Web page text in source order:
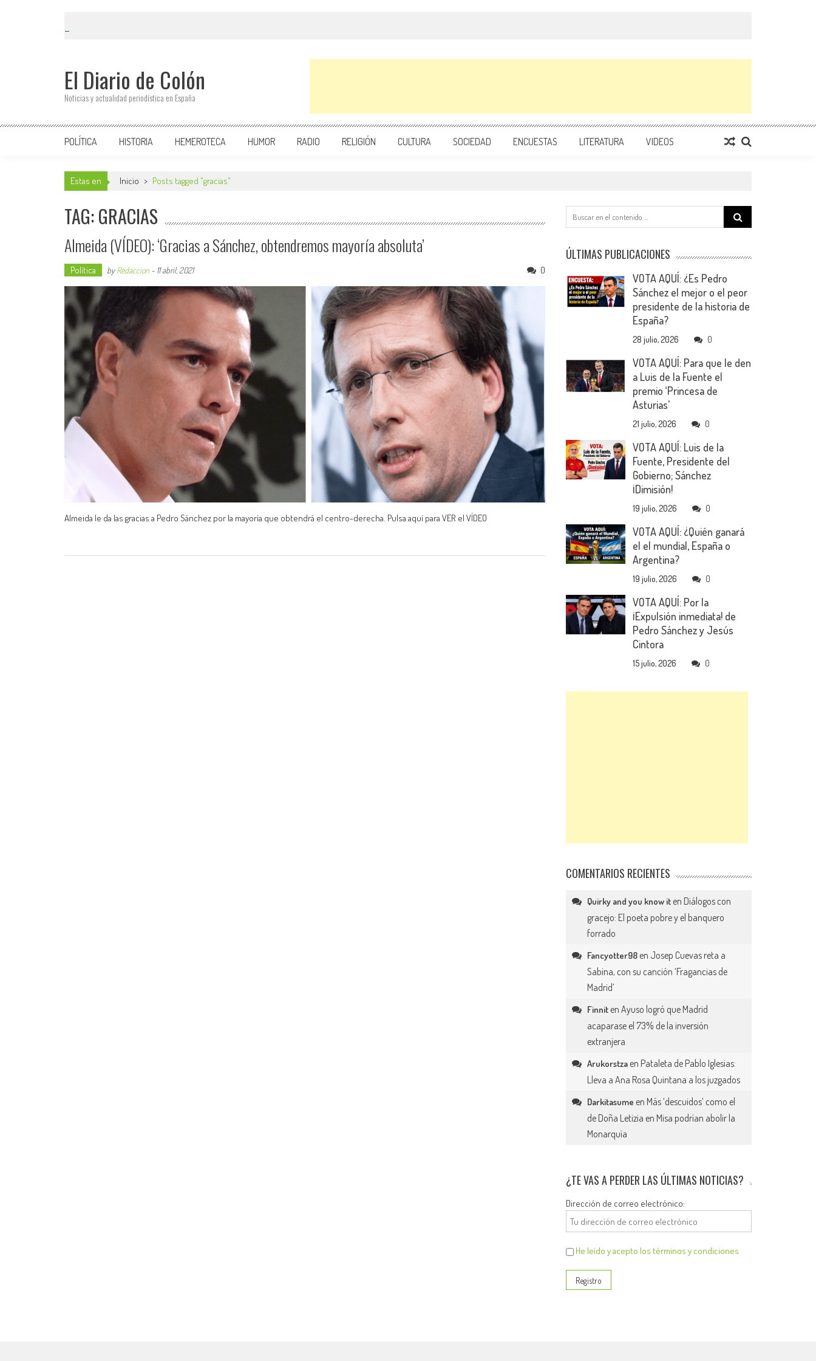
El Diario de Colón
Noticias y actualidad periodística en España
POLÍTICA HISTORIA HEMEROTECA HUMOR RADIO RELIGIÓN CULTURA SOCIEDAD ENCUESTAS LITERATURA VIDEOS
Estas en Inicio > Posts tagged "gracias"
TAG: GRACIAS
Almeida (VÍDEO): ‘Gracias a Sánchez, obtendremos mayoría absoluta’
Política byRedaccion - 11 abril, 2021 0
Almeida le da las gracias a Pedro Sánchez por la mayoría que obtendrá el centro-derecha. Pulsa aquí para VER el VÍDEO
Search
for:
ÚLTIMAS PUBLICACIONES
VOTA AQUÍ: ¿Es Pedro
Sánchez el mejor o el peor
presidente de la historia de
España?
28 julio, 2026 0
VOTA AQUÍ: Para que le den
a Luis de la Fuente el
premio ‘Princesa de
Asturias’
21 julio, 2026 0
VOTA AQUÍ: Luis de la
Fuente, Presidente del
Gobierno; Sánchez
¡Dimisión!
19 julio, 2026 0
VOTA AQUÍ: ¿Quién ganará
el el mundial, España o
Argentina?
19 julio, 2026 0
VOTA AQUÍ: Por la
¡Expulsión inmediata! de
Pedro Sánchez y Jesús
Cintora
15 julio, 2026 0
COMENTARIOS RECIENTES
Quirky and you know it en Diálogos con
gracejo: El poeta pobre y el banquero
forrado
Fancyotter98 en Josep Cuevas reta a
Sabina, con su canción ‘Fragancias de
Madrid’
Finnit enAyuso logró que Madrid
acaparase el 73% de la inversión
extranjera
Arukorstza en Pataleta de Pablo Iglesias:
Lleva a Ana Rosa Quintana a los juzgados
Darkitasume en Más ‘descuidos’ como el
de Doña Letizia en Misa podrían abolir la
Monarquía
¿TE VAS A PERDER LAS ÚLTIMAS NOTICIAS?
Dirección de correo electrónico:
He leído y acepto los términos y condiciones